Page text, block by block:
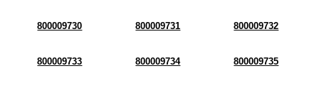
800009730 800009731 800009732
800009733 800009734 800009735